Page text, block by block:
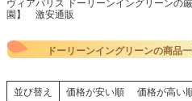
ヴィアパリス ドーリーンイングリーンの
園】 激安通販
ドーリーンイングリーンの商品
並び替え 価格が安い順 価格が高い